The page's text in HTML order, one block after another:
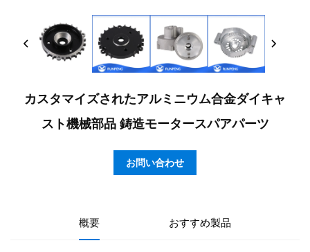
カスタマイズされたアルミニウム合金ダイキャ
スト機械部品 鋳造モータースパアパーツ
お問い合わせ
概要 おすすめ製品